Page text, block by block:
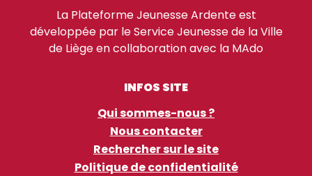
La Plateforme Jeunesse Ardente est
développée par le Service Jeunesse de la Ville
de Liège en collaboration avec la MAdo
INFOS SITE
Qui sommes-nous ?
Nous contacter
Rechercher sur le site
Politique de confidentialité